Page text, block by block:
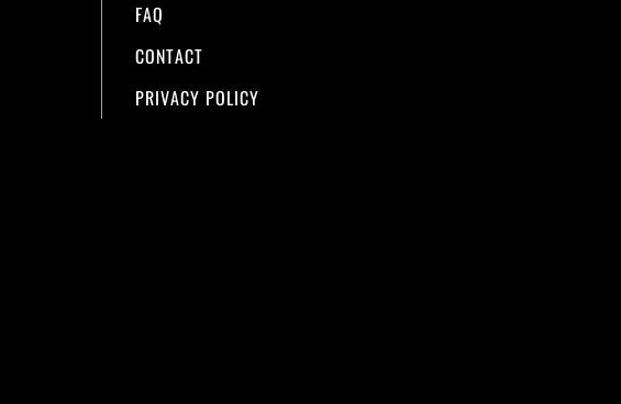
FAQ
CONTACT
PRIVACY POLICY